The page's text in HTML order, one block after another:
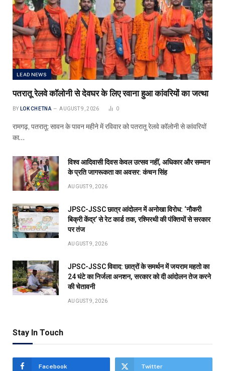
LEAD NEWS
पतरातू रेलवे कॉलोनी से देवघर के लिए रवाना हुआ कांवरियों का जत्था
BY LOK CHETNA AUGUST 9, 2026 0
रामगढ़, पतरातू: सावन के पावन महीने में रविवार को पतरातू रेलवे कॉलोनी से कांवरियों
का…
विश्व आदिवासी दिवस केवल उत्सव नहीं, अधिकार और सम्मान
के प्रति जागरूकता का अवसर: कंचन सिंह
AUGUST 9, 2026
JPSC-JSSC छात्र आंदोलन में अनोखा विरोध: ‘नौकरी
बिक्री केंद्र’ से रेट कार्ड तक, रश्मिरथी की पंक्तियों से सरकार
पर तंज
AUGUST 9, 2026
JPSC-JSSC विवाद: छात्रों के समर्थन में जयराम महतो का
24 घंटे का निर्जला अनशन, सरकार को दी आंदोलन तेज करने
की चेतावनी
AUGUST 9, 2026
Stay In Touch
Facebook Twitter